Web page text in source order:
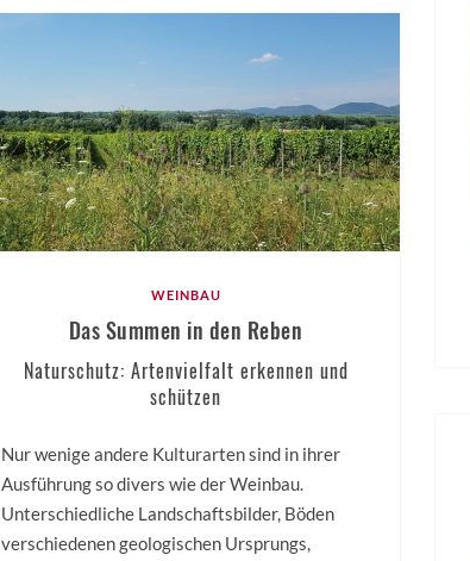
WEINBAU
Das Summen in den Reben
Naturschutz: Artenvielfalt erkennen und
schützen
Nur wenige andere Kulturarten sind in ihrer
Ausführung so divers wie der Weinbau.
Unterschiedliche Landschaftsbilder, Böden
verschiedenen geologischen Ursprungs,